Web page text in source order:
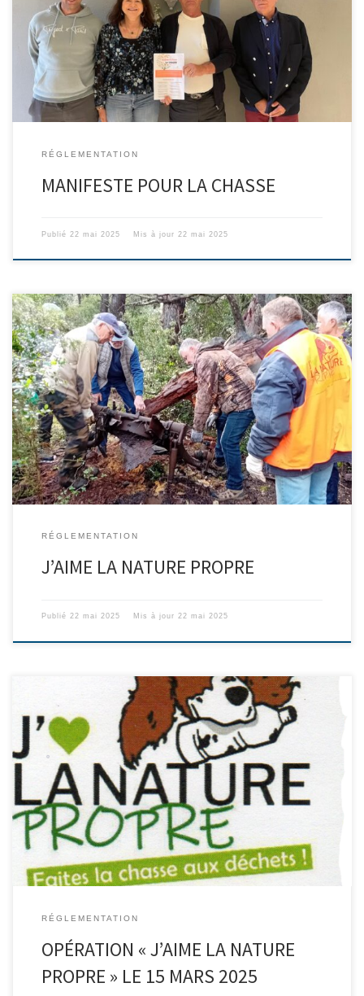
rencontré madame Blandine Monier, maire d’Evenos, pour lui
remettre le manifeste qui regroupe les revendications de la
chasse française. L’édile nous a apporté son soutien de façon
naturelle et spontanée.
RÉGLEMENTATION
MANIFESTE POUR LA CHASSE
Publié 22 mai 2025 Mis à jour 22 mai 2025
Après une nuit très pluvieuse et un lever du jour dans la brume,
l’opération « J’aime la nature propre » paraissait mal engagée.
Malgré ces conditions météorologiques défavorables 25
volontaires ont répondu présents au col du Corps de Garde, lieu
du rendez-vous. Parmi eux, une majorité de chasseurs mais
également quelques adhérents […]
RÉGLEMENTATION
J’AIME LA NATURE PROPRE
Publié 22 mai 2025 Mis à jour 22 mai 2025
Amis chasseurs, L’opération « J’aime la nature propre », à
l’initiative de la Fédération Nationale des Chasseurs, mobilise au
niveau national sur 3 jours , les 14, 15 et 16 mars, l’ensemble des
Fédérations Départementales des Chasseurs et les sociétés de
chasse. En ce qui concerne le Club Cynégétique d’Evenos, elle se
[…]
RÉGLEMENTATION
OPÉRATION « J’AIME LA NATURE
PROPRE » LE 15 MARS 2025